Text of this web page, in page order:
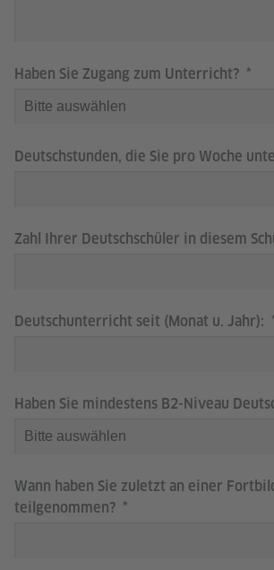
Haben Sie Zugang zum Unterricht?
Deutschstunden, die Sie pro Woche
Zahl Ihrer Deutschschüler in diesem
Deutschunterricht seit (Monat u. Jahr):
Haben Sie mindestens B2-Niveau
Wann haben Sie zuletzt an einer
teilgenommen?